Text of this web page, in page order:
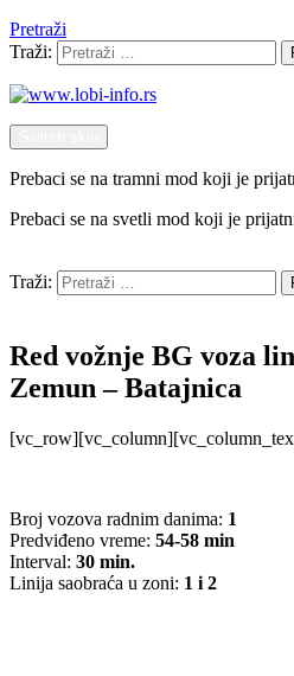
Pretraži
Traži:
Prebaci se na tramni mod koji je
Prebaci se na svetli mod koji je
Traži:
Red vožnje BG voza
Zemun – Batajnica
Broj vozova radnim danima: 1
Predviđeno vreme: 54-58 min
Interval: 30 min.
Linija saobraća u zoni: 1 i 2